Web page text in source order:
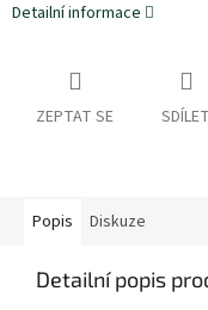
Detailní informace
ZEPTAT SE SDÍLET
Popis Diskuze
Detailní popis